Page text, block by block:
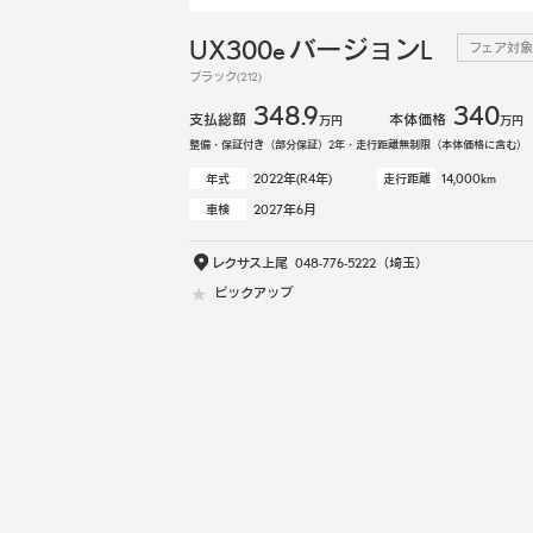
UX300e バージョンL フェア対
ブラック(212)
支払総額 348.9万円 本体価格 340万円
整備・保証付き（部分保証）2年・走行距離無制限（本体価格に含む）
年式 2022年(R4年) 走行距離 14,000km
車検 2027年6月
レクサス上尾 048-776-5222 （埼玉）
ピックアップ